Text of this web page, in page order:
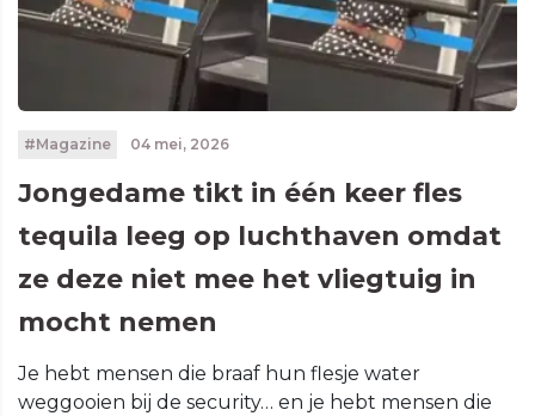
#Magazine 04 mei, 2026
Jongedame tikt in één keer fles
tequila leeg op luchthaven omdat
ze deze niet mee het vliegtuig in
mocht nemen
Je hebt mensen die braaf hun flesje water
weggooien bij de security… en je hebt mensen die